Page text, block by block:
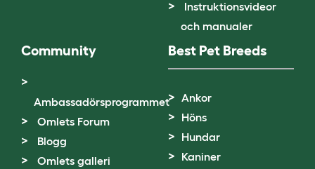
Instruktionsvideor
och manualer
Community
Ambassadörsprogrammet
Omlets Forum
Blogg
Omlets galleri
Best Pet Breeds
Ankor
Höns
Hundar
Kaniner